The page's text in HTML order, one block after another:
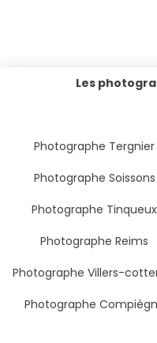
Les
Photographe Tergnier
Photographe Soissons
Photographe Tinqueux
Photographe Reims
Photographe Villers-
Photographe